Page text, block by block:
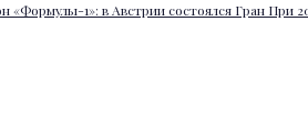
«Формулы-1»: в Австрии состоялся Гран При